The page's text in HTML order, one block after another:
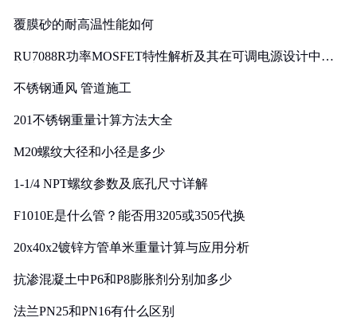
覆膜砂的耐高温性能如何
RU7088R功率MOSFET特性解析及其在可调电源设计中的
不锈钢通风 管道施工
201不锈钢重量计算方法大全
M20螺纹大径和小径是多少
1-1/4 NPT螺纹参数及底孔尺寸详解
F1010E是什么管？能否用3205或3505代换
20x40x2镀锌方管单米重量计算与应用分析
抗渗混凝土中P6和P8膨胀剂分别加多少
法兰PN25和PN16有什么区别